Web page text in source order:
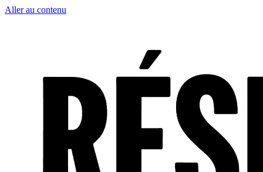
Aller au contenu